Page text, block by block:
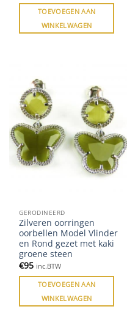
TOEVOEGEN AAN
WINKELWAGEN
GERODINEERD
Zilveren oorringen
oorbellen Model Vlinder
en Rond gezet met kaki
groene steen
€95 inc.BTW
TOEVOEGEN AAN
WINKELWAGEN